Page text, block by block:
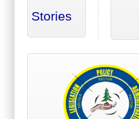
Stories